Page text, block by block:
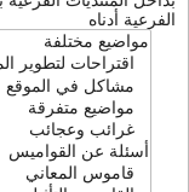
الفرعية أدناه